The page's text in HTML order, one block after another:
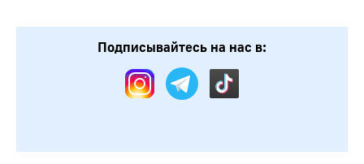
Подписывайтесь на нас в: